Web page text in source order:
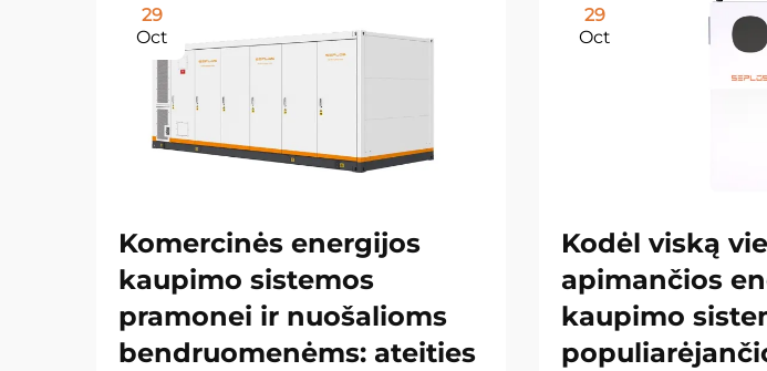
29
Oct
Komercinės energijos
kaupimo sistemos
pramonei ir nuošalioms
bendruomenėms: ateities
29
Oct
Kodėl viską
apimančios
kaupimo